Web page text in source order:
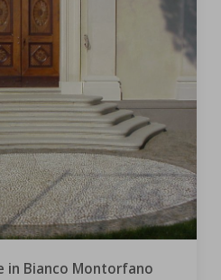
in Bianco Montorfano